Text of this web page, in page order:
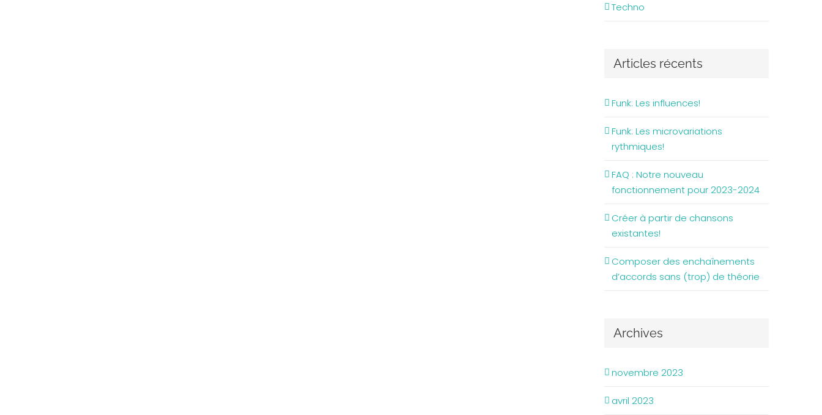
Techno
Articles récents
Funk: Les influences!
Funk: Les microvariations
rythmiques!
FAQ : Notre nouveau
fonctionnement pour 2023-2024
Créer à partir de chansons
existantes!
Composer des enchaînements
d’accords sans (trop) de théorie
Archives
novembre 2023
avril 2023